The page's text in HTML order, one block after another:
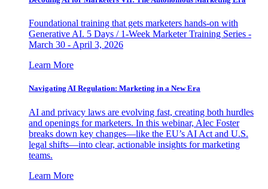
Foundational training that gets marketers hands-on with
Generative AI. 5 Days / 1-Week Marketer Training Series -
March 30 - April 3, 2026
Learn More
Navigating AI Regulation: Marketing in a New Era
AI and privacy laws are evolving fast, creating both hurdles
and openings for marketers. In this webinar, Alec Foster
breaks down key changes—like the EU’s AI Act and U.S.
legal shifts—into clear, actionable insights for marketing
teams.
Learn More